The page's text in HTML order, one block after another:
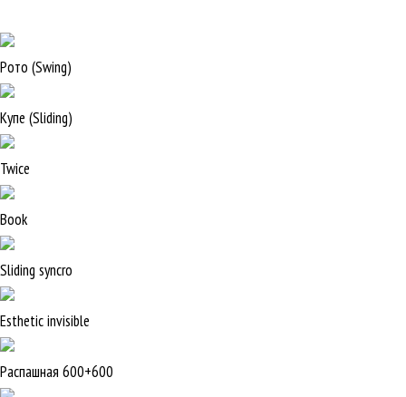
Рото (Swing)
Купе (Sliding)
Twice
Book
Sliding syncro
Esthetic invisible
Распашная 600+600